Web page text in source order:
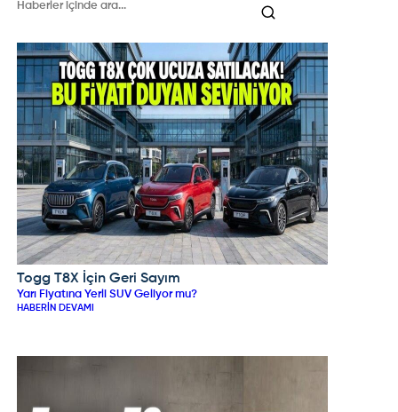
TOGG
Togg T8X İçin Geri Sayım
Yarı Fiyatına Yerli SUV Geliyor mu?
HABERIN DEVAMI